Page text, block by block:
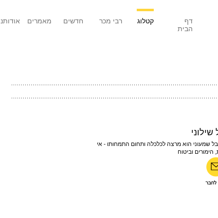
מאמרים חדשים רבי מכר קטלוג
דף
הבית
שילוני
שמעוני הוא מרצה לכלכלה ותחום התמחותו - אי
הימורים וביטוח